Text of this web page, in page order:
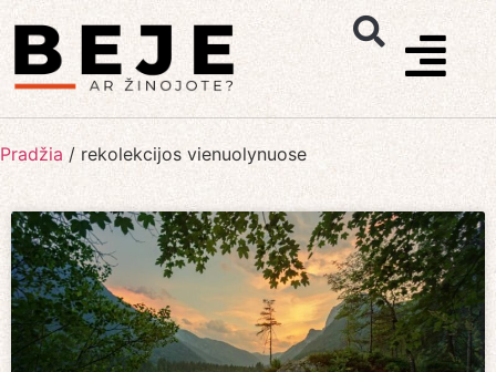
Pradžia / rekolekcijos vienuolynuose